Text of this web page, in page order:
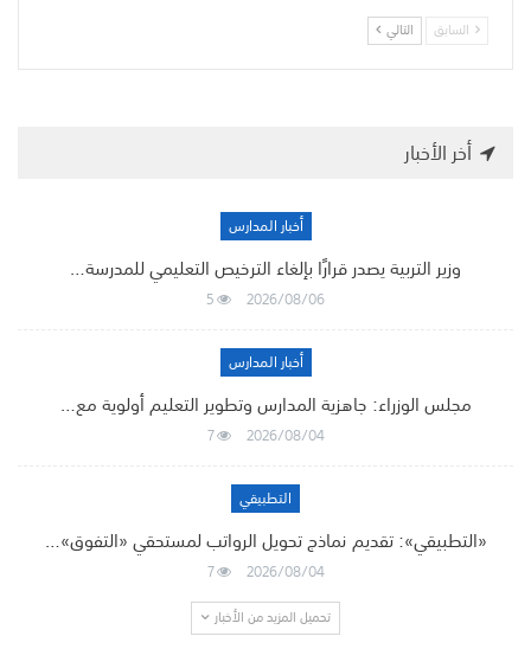
السابق التالي
أخر الأخبار
أخبار المدارس
وزير التربية يصدر قرارًا بإلغاء الترخيص التعليمي للمدرسة…
2026/08/06
5
أخبار المدارس
مجلس الوزراء: جاهزية المدارس وتطوير التعليم أولوية مع…
2026/08/04
7
التطبيقي
«التطبيقي»: تقديم نماذج تحويل الرواتب لمستحقي «التفوق»…
2026/08/04
7
تحميل المزيد من الأخبار